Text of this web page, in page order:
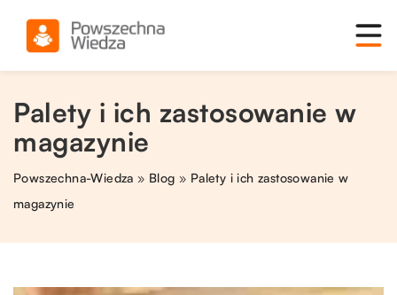
Palety i ich zastosowanie w
magazynie
Powszechna-Wiedza » Blog » Palety i ich zastosowanie w
magazynie